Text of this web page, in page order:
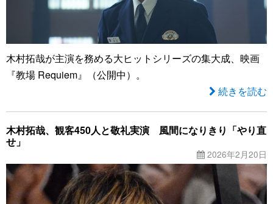
木村拓哉が主演を務める大ヒットシリーズの集大成、映画
『教場 Requiem』（公開中）。
続きを読む
木村拓哉、観客450人と敬礼実演 風間になりきり「やり直
せ」
2026年2月20日